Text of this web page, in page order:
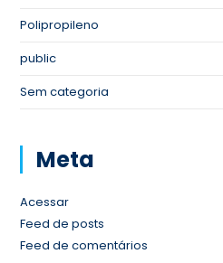
Polipropileno
public
Sem categoria
Meta
Acessar
Feed de posts
Feed de comentários